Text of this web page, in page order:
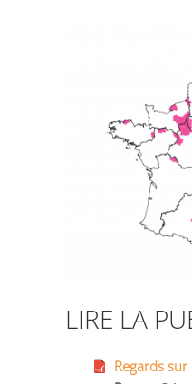
LIRE LA
Regards